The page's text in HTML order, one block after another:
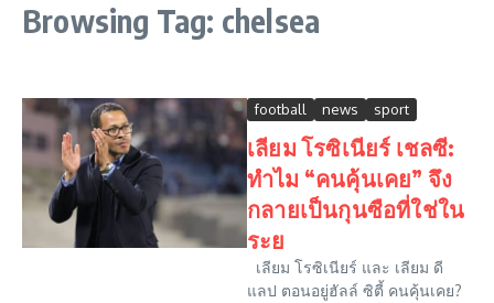
Browsing Tag: chelsea
football news sport
เลียม โรซิเนียร์ เชลซี:
ทำไม “คนคุ้นเคย” จึง
กลายเป็นกุนซือที่ใช่ใน
ระย
เลียม โรซิเนียร์ และ เลียม ดี
แลป ตอนอยู่ฮัลล์ ซิตี้ คนคุ้นเคย?